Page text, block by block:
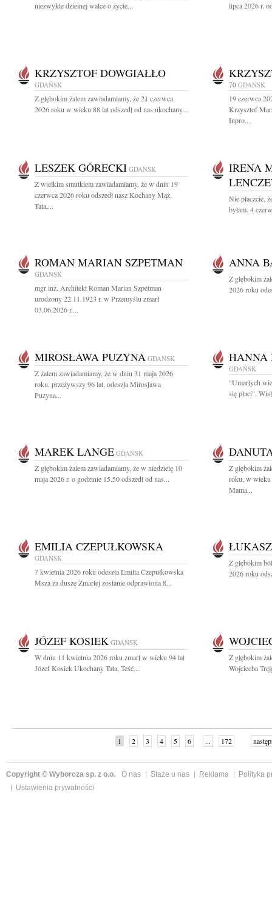
niezwykle dzielnej walce o życie...
lipca 2026 r.
KRZYSZTOF DOWGIAŁŁO
GDAŃSK
Z głębokim żalem zawiadamiamy, że 21 czerwca
2026 roku w wieku 88 lat odszedł od nas ukochany...
70 GDAŃSK
19 czerwca
Krzysztof
Inpro....
LESZEK GÓRECKI GDAŃSK
Z wielkim smutkiem zawiadamiamy, że w dniu 19
czerwca 2026 roku odszedł nasz Kochany Mąż,
Tata,...
IRENA
Nie płaczcie,
byłam. 4
ROMAN MARIAN SZPETMAN
GDAŃSK
mgr inż. Architekt Roman Marian Szpetman
urodzony 22.11.1923 r. w Przemyślu zmarł
03.06.2026 r....
ANNA
Z głębokim
2026 roku
MIROSŁAWA PUZYNA GDAŃSK
Z żalem zawiadamiamy, że w dniu 31 maja 2026
roku, przeżywszy 96 lat, odeszła Mirosława
Puzyna...
HANNA
GDAŃSK
"Umarłych
się płaci".
MAREK LANGE GDAŃSK
Z głębokim żalem zawiadamiamy, że w niedzielę 10
maja 2026 r. o godzinie 15.50 odszedł od nas...
Z głębokim
roku, w wieku
Mama...
EMILIA CZEPUŁKOWSKA
GDAŃSK
7 kwietnia 2026 roku odeszła Emilia Czepułkowska
Msza za duszę Zmarłej zostanie odprawiona 8...
Z głębokim
2026 roku
JÓZEF KOSIEK GDAŃSK
W dniu 11 kwietnia 2026 roku zmarł w wieku 94 lat
Józef Kosiek Ukochany Tata, Teść,...
Z głębokim
Wojciecha
1 2 3 4 5 6 ... 172
Copyright © Wyborcza sp. z o.o. O nas Staże u nas Reklama
Polityka
Ustawienia prywatności